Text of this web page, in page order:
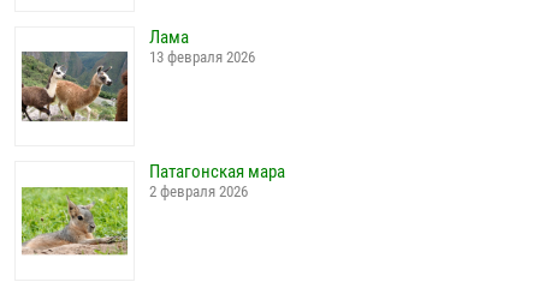
Лама
13 февраля 2026
Патагонская мара
2 февраля 2026